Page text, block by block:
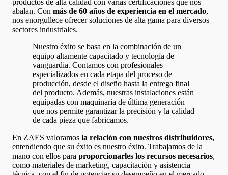
productos de alta calidad con varias certificaciones que nos
abalan. Con más de 60 años de experiencia en el mercado,
nos enorgullece ofrecer soluciones de alta gama para diversos
sectores industriales.
Nuestro éxito se basa en la combinación de un
equipo altamente capacitado y tecnología de
vanguardia. Contamos con profesionales
especializados en cada etapa del proceso de
producción, desde el diseño hasta la entrega final
del producto. Además, nuestras instalaciones están
equipadas con maquinaria de última generación
que nos permite garantizar la precisión y la calidad
de cada pieza que fabricamos.
En ZAES valoramos la relación con nuestros distribuidores,
entendiendo que su éxito es nuestro éxito. Trabajamos de la
mano con ellos para proporcionarles los recursos necesarios,
como materiales de marketing, capacitación y asistencia